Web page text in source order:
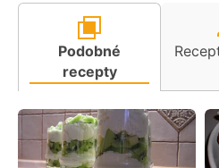
Podobné
recepty